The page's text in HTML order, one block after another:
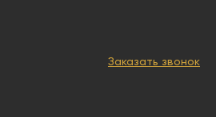
Заказать звонок